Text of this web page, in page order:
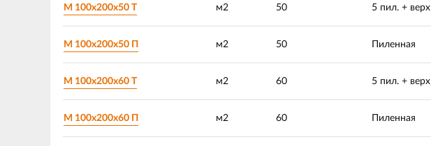
М 100х200х50 Т м2 50 5 пил. +
М 100х200х50 П м2 50 Пиленная
М 100х200х60 Т м2 60 5 пил. +
М 100х200х60 П м2 60 Пиленная